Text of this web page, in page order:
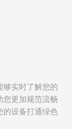
够实时了解您的
您更加规范流畅
的设备打通绿色